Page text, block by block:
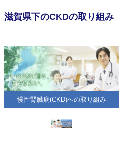
滋賀県下のCKDの取り組み
慢性腎臓病(CKD)への取り組み